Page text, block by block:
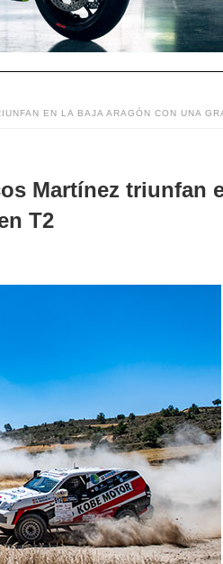
EN LA BAJA ARAGÓN CON UNA
Martínez triunfan
T2